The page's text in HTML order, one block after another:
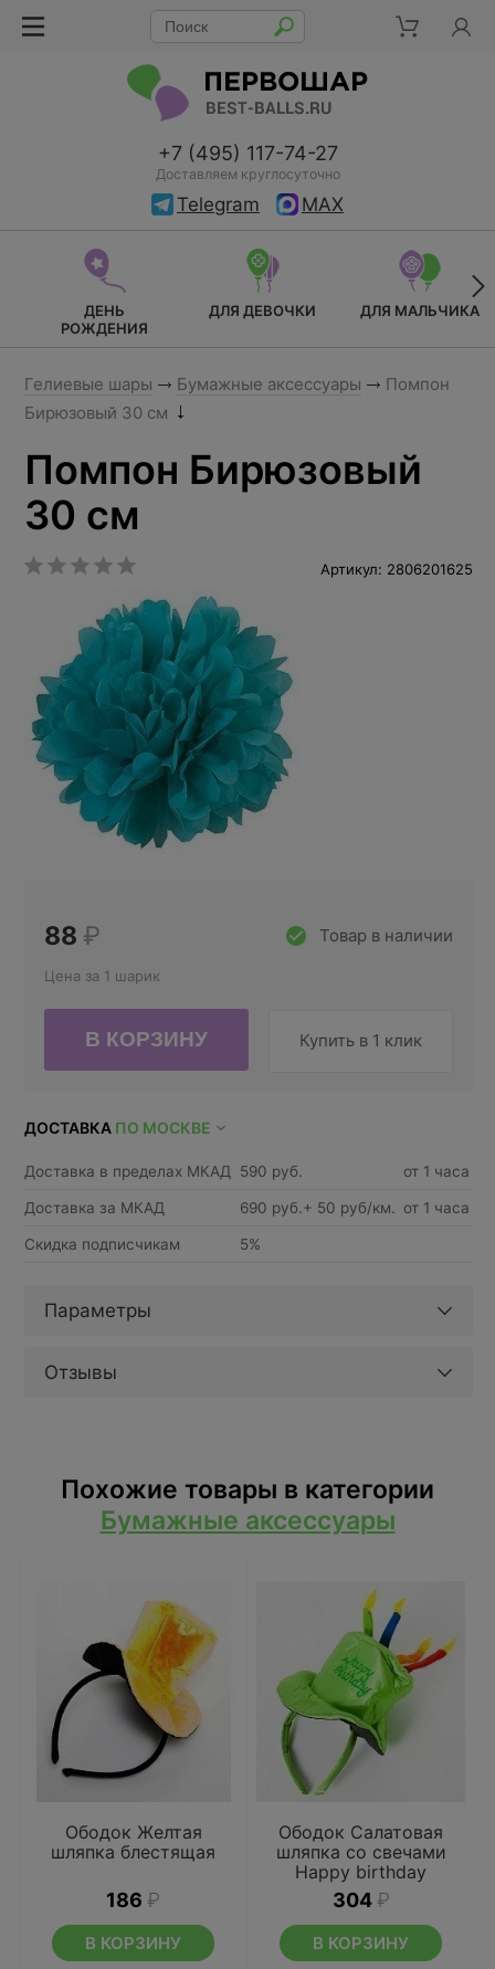
+7 (495) 117-74-27
Доставляем круглосуточно
Telegram MAX
ДЕНЬ
РОЖДЕНИЯ
ДЛЯ ДЕВОЧКИ ДЛЯ МАЛЬЧИКА
Гелиевые шары Бумажные аксессуары
Помпон
Бирюзовый 30 см
Помпон Бирюзовый
30 см
Артикул: 2806201625
Товар в наличии
88 ₽
Цена за 1 шарик
Купить в 1 клик
ДОСТАВКА ПО МОСКВЕ
Доставка в пределах МКАД 590 руб. от 1 часа
Доставка за МКАД 690 руб.+ 50 руб/км. от 1 часа
Скидка подписчикам 5%
Параметры
Отзывы
Похожие товары в категории
Бумажные аксессуары
Ободок Желтая
шляпка блестящая
186 ₽
В КОРЗИНУ
Ободок Салатовая
шляпка со свечами
Happy birthday
304 ₽
В КОРЗИНУ